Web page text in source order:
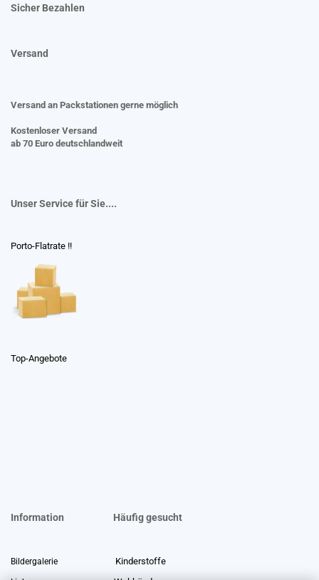
Sicher Bezahlen
Versand
Versand an Packstationen gerne möglich
Kostenloser Versand
ab 70 Euro deutschlandweit
Unser Service für Sie....
Porto-Flatrate !!
Top-Angebote
Information Häufig gesucht
Bildergalerie Kinderstoffe